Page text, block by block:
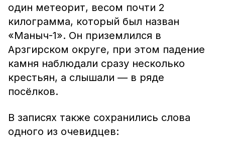
один метеорит, весом почти 2
килограмма, который был назван
«Маныч-1». Он приземлился в
Арзгирском округе, при этом падение
камня наблюдали сразу несколько
крестьян, а слышали — в ряде
посёлков.
В записях также сохранились слова
одного из очевидцев: